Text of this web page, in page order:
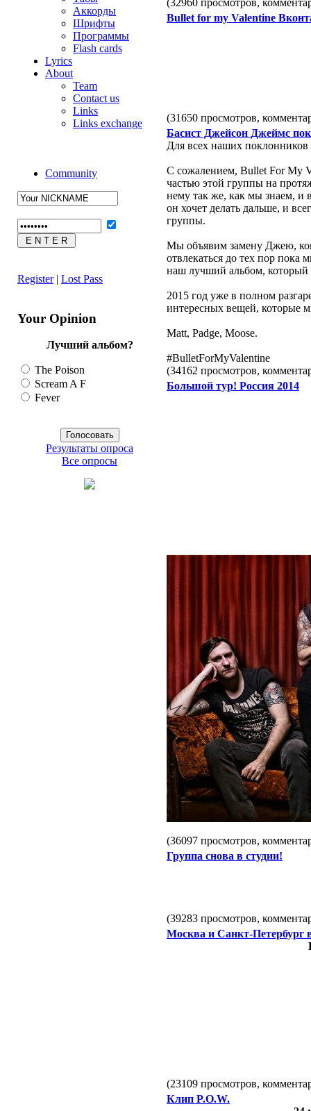
Аккорды
Шрифты
Программы
Flash cards
Lyrics
About
Team
Contact us
Links
Links exchange
Community
Register| Lost Pass
Your Opinion
Лучший альбом?
The Poison
Scream A F
Fever
Результаты опроса
Все опросы
(32960 просмотров,
Bullet for my Valentine
(31650 просмотров,
Басист Джейсон Джеймс
Для всех наших поклонников
С сожалением, Bullet For My
частью этой группы на
нему так же, как мы знаем, и
он хочет делать дальше, и
группы.
Мы объявим замену Джею,
отвлекаться до тех пор
наш лучший альбом, который
2015 год уже в полном
интересных вещей, которые
Matt, Padge, Moose.
#BulletForMyValentine
(34162 просмотров,
Большой тур! Россия 2014
(36097 просмотров,
Группа снова в студии!
(39283 просмотров,
Москва и Санкт-Петербург
(23109 просмотров,
Клип P.O.W.